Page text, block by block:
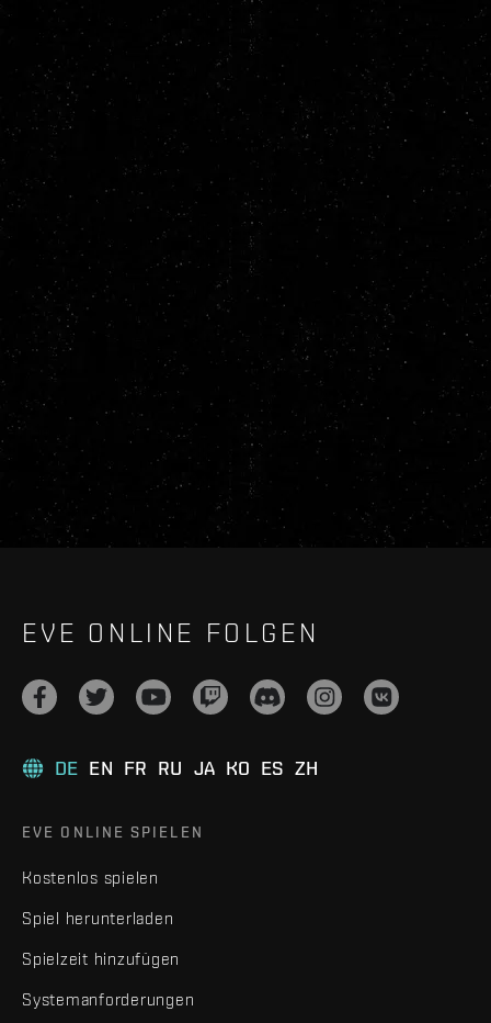
EVE ONLINE FOLGEN
DE EN FR RU JA KO ES ZH
EVE ONLINE SPIELEN
Kostenlos spielen
Spiel herunterladen
Spielzeit hinzufügen
Systemanforderungen